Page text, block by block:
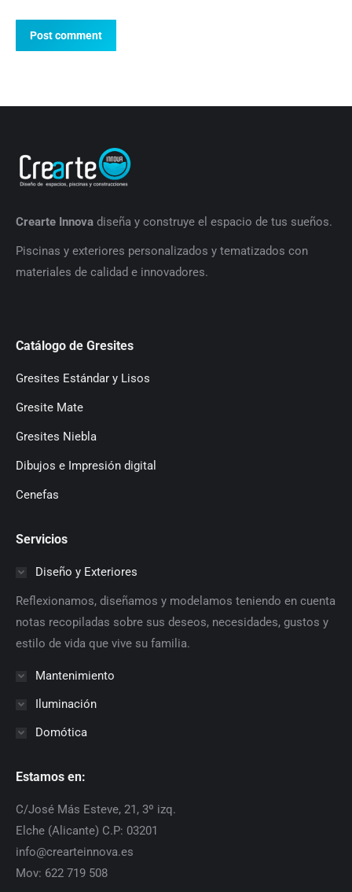
Post comment
Crearte Innova diseña y construye el espacio de tus sueños.
Piscinas y exteriores personalizados y tematizados con
materiales de calidad e innovadores.
Catálogo de Gresites
Gresites Estándar y Lisos
Gresite Mate
Gresites Niebla
Dibujos e Impresión digital
Cenefas
Servicios
Diseño y Exteriores
Reflexionamos, diseñamos y modelamos teniendo en cuenta
notas recopiladas sobre sus deseos, necesidades, gustos y
estilo de vida que vive su familia.
Mantenimiento
Iluminación
Domótica
Estamos en:
C/José Más Esteve, 21, 3º izq.
Elche (Alicante) C.P: 03201
info@crearteinnova.es
Mov: 622 719 508